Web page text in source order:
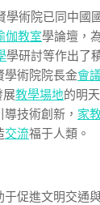
學術院已同中國
伽教室學論壇，
學研討等作出了
學術院院長金會
展教學場地的明
技術創新， 家
交流福于人類。
促進文明交通